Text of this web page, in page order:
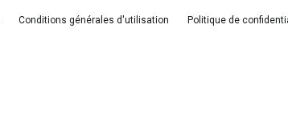
Conditions générales d'utilisation Politique de